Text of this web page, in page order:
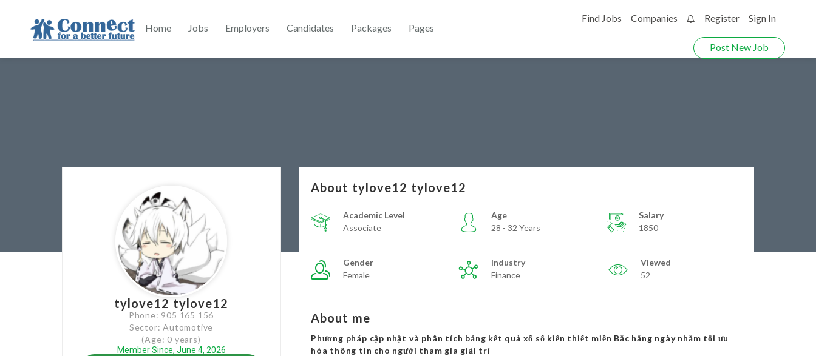
Home Jobs Employers Candidates Packages Pages
Find Jobs Companies Register Sign In
Post New Job
tylove12 tylove12
Phone: 905 165 156
Sector: Automotive
(Age: 0 years)
Member Since, June 4, 2026
About tylove12 tylove12
Academic Level
Associate
Age
28 - 32 Years
Salary
1850
Gender
Female
Industry
Finance
Viewed
52
About me
Phương pháp cập nhật và phân tích bảng kết quả xổ số kiến thiết miền Bắc hằng ngày nhằm tối ưu
hóa thông tin cho người tham gia giải trí